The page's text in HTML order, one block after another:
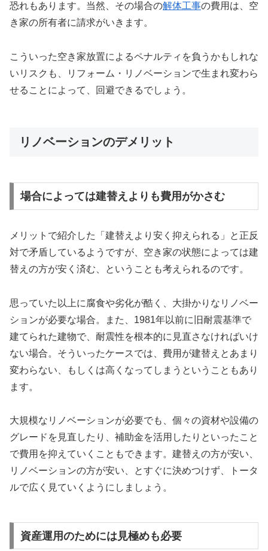
恐れもあります。当然、その場合の解体工事の費用は、空
き家の所有者に請求がいきます。
こういった空き家放置によるペナルティを負うかもしれな
いリスクも、リフォーム・リノベーションで生まれ変わら
せることによって、回避できるでしょう。
リノベーションのデメリット
場合によっては建替えよりも費用がかさむ
メリットで紹介した「建替えより安く抑えられる」と正反
対で矛盾しているようですが、空き家の状態によっては建
替えの方が安く済む、ということも考えられるのです。
思っていた以上に腐食や劣化が酷く、大掛かりなリノベー
ションが必要な場合。また、1981年以前に旧耐震基準で
建てられた建物で、耐震性を根本的に見直さなければいけ
ない場合。そういったケースでは、費用が建替えとあまり
変わらない、もしくは高くなってしまうということもあり
ます。
大規模なリノベーションが必要でも、個々の資材や設備の
グレードを見直したり、補助金を活用したりといったこと
で費用を抑えていくこともできます。建替えの方が安い、
リノベーションの方が安い、とすぐに決めつけず、トータ
ルで広く見ていくようにしましょう。
資産運用のためには見極めも必要